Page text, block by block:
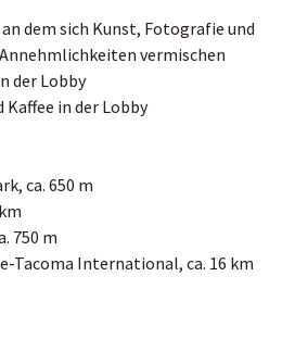
dem sich Kunst, Fotografie und
vermischen
der Lobby
Kaffee in der Lobby
ca. 650 m
750 m
Tacoma International, ca. 16 km